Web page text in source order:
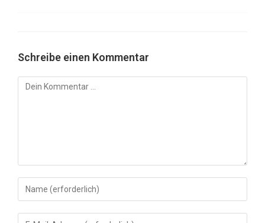
Schreibe einen Kommentar
Kommentar
Gib
deinen
Namen
Gib